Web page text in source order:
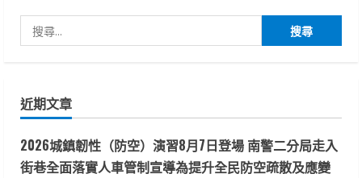
尋
字:
近期文章
2026城鎮韌性（防空）演習8月7日登場 南警二分局走入
街巷全面落實人車管制宣導為提升全民防空疏散及應變